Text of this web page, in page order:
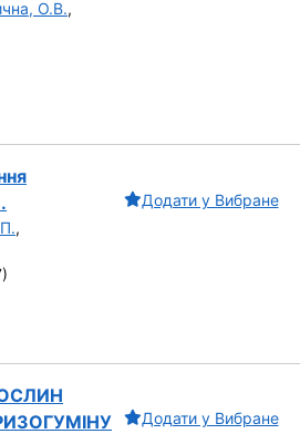
О.В.,
,
Додати у Вибране
Додати у Вибране